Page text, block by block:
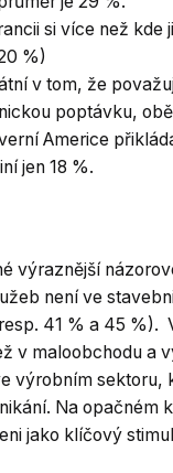
si více než
%)
v tom, že
poptávku,
Americe
jen 18 %.
výraznější
není ve
41 % a 45 %).
v maloobchodu a
výrobním sektoru,
Na opačném
jako klíčový